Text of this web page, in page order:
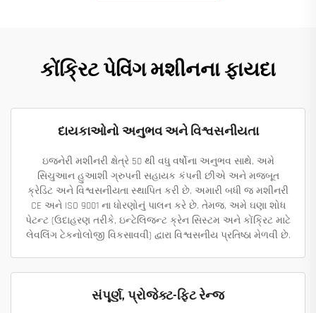
કોંક્રિટ પેવિંગ મશીનના ફાયદા
દાયકાઓનો અનુભવ અને વિશ્વસનીયતા
ઇજનેરી મશીનરી ક્ષેત્રે 50 થી વધુ વર્ષોના અનુભવ સાથે, અમે
સિચુઆન હુઆશી ગ્રુપની સહાયક કંપની છીએ અને મજબૂત
ક્રેડિટ અને વિશ્વસનીયતા સ્થાપિત કરી છે. અમારી બધી જ મશીનરી
CE અને ISO 9001 ના ધોરણોનું પાલન કરે છે. તેમજ, અમે ઘણા શોધ
પેટન્ટ (ઉદાહરણ તરીકે, ઇન્ટેલિજન્ટ ક્રેન સિસ્ટમ અને કોંક્રિટ માટે
લેવલિંગ ટેકનોલોજી વિકસાવવી) દ્વારા વિશ્વસનીય પ્રતિષ્ઠા મેળવી છે.
સંપૂર્ણ, પ્રોજેક્ટ-ફિટ રેન્જ